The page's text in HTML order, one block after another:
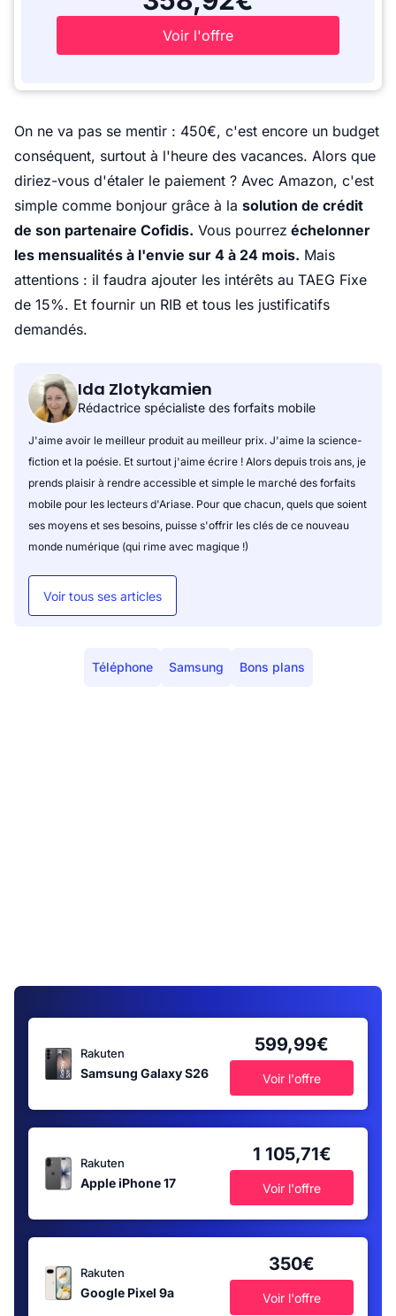
Voir l'offre
On ne va pas se mentir : 450€, c'est encore un budget
conséquent, surtout à l'heure des vacances. Alors que
diriez-vous d'étaler le paiement ? Avec Amazon, c'est
simple comme bonjour grâce à la solution de crédit
de son partenaire Cofidis. Vous pourrez échelonner
les mensualités à l'envie sur 4 à 24 mois. Mais
attentions : il faudra ajouter les intérêts au TAEG Fixe
de 15%. Et fournir un RIB et tous les justificatifs
demandés.
Ida Zlotykamien
Rédactrice spécialiste des forfaits mobile
J'aime avoir le meilleur produit au meilleur prix. J'aime la science-
fiction et la poésie. Et surtout j'aime écrire ! Alors depuis trois ans, je
prends plaisir à rendre accessible et simple le marché des forfaits
mobile pour les lecteurs d'Ariase. Pour que chacun, quels que soient
ses moyens et ses besoins, puisse s'offrir les clés de ce nouveau
monde numérique (qui rime avec magique !)
Voir tous ses articles
Téléphone Samsung Bons plans
Rakuten
Samsung Galaxy S26
599,99€
Voir l'offre
Rakuten
Apple iPhone 17
1 105,71€
Voir l'offre
Rakuten
Google Pixel 9a
350€
Voir l'offre